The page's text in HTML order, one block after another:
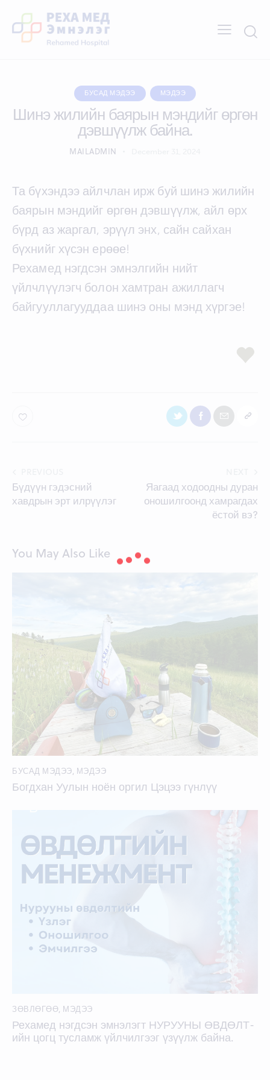
БУСАД МЭДЭЭ МЭДЭЭ
Шинэ жилийн баярын мэндийг өргөн
дэвшүүлж байна.
MAILADMIN
Та бүхэндээ айлчлан ирж буй шинэ жилийн
баярын мэндийг өргөн дэвшүүлж, айл өрх
бүрд аз жаргал, эрүүл энх, сайн сайхан
бүхнийг хүсэн ерөөе!
Рехамед нэгдсэн эмнэлгийн нийт
үйлчлүүлэгч болон хамтран ажиллагч
байгууллагууддаа шинэ оны мэнд хүргэе!
navigation
Бүдүүн гэдэсний
хавдрын эрт илрүүлэг
Яагаад ходоодны дуран
оношилгоонд хамрагдах
ёстой вэ?
You May Also Like
БУСАД МЭДЭЭ, МЭДЭЭ
Богдхан Уулын ноён оргил Цэцээ гүнлүү
ЗӨВЛӨГӨӨ, МЭДЭЭ
Рехамед нэгдсэн эмнэлэгт НУРУУНЫ ӨВДӨЛТ-
ийн цогц тусламж үйлчилгээг үзүүлж байна.